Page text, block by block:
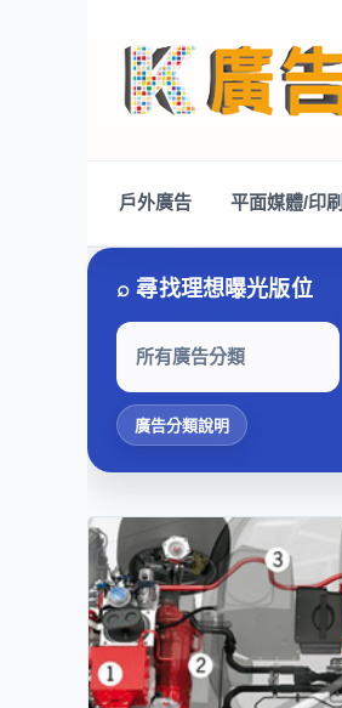
戶外廣告 平面媒體/印刷
所有廣告分類
廣告分類說明